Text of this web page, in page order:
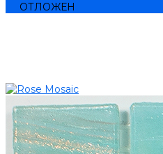
ОТЛОЖЕН